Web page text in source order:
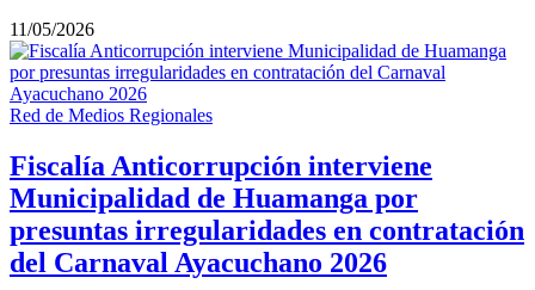
11/05/2026
Red de Medios Regionales
Fiscalía Anticorrupción interviene
Municipalidad de Huamanga por
presuntas irregularidades en contratación
del Carnaval Ayacuchano 2026